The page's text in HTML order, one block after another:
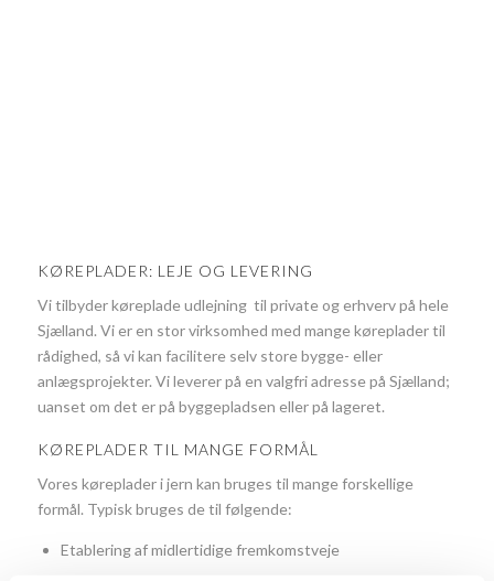
KØREPLADER: LEJE OG LEVERING
Vi tilbyder køreplade udlejning til private og erhverv på hele
Sjælland. Vi er en stor virksomhed med mange køreplader til
rådighed, så vi kan facilitere selv store bygge- eller
anlægsprojekter. Vi leverer på en valgfri adresse på Sjælland;
uanset om det er på byggepladsen eller på lageret.
KØREPLADER TIL MANGE FORMÅL
Vores køreplader i jern kan bruges til mange forskellige
formål. Typisk bruges de til følgende:
Etablering af midlertidige fremkomstveje